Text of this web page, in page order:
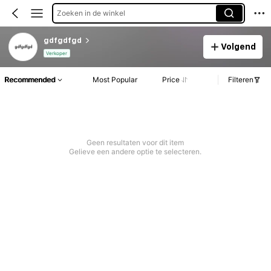
Zoeken in de winkel
gdfgdfgd
Verkoper
Volgend
Recommended Most Popular Price Filteren
Geen resultaten voor dit item
Gelieve een andere optie te selecteren.